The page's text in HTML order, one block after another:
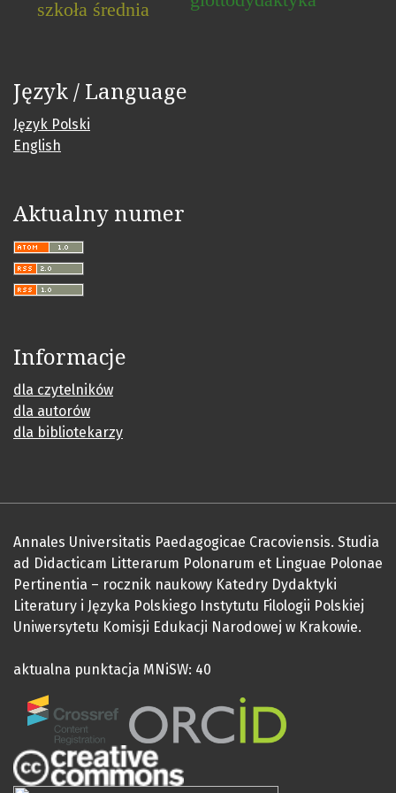
szkoła średnia
Język / Language
Język Polski
English
Aktualny numer
Informacje
dla czytelników
dla autorów
dla bibliotekarzy
Annales Universitatis Paedagogicae Cracoviensis. Studia
ad Didacticam Litterarum Polonarum et Linguae Polonae
Pertinentia – rocznik naukowy Katedry Dydaktyki
Literatury i Języka Polskiego Instytutu Filologii Polskiej
Uniwersytetu Komisji Edukacji Narodowej w Krakowie.
aktualna punktacja MNiSW: 40